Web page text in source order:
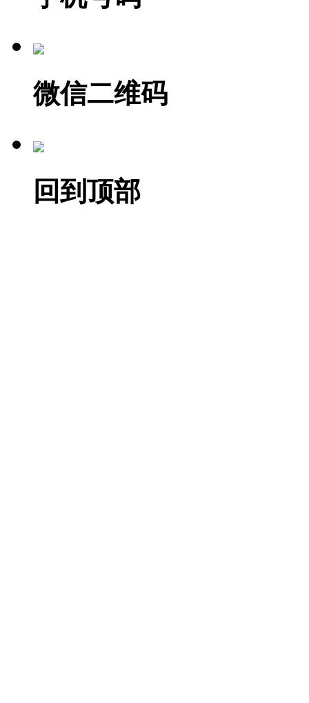
微信二维码
回到顶部